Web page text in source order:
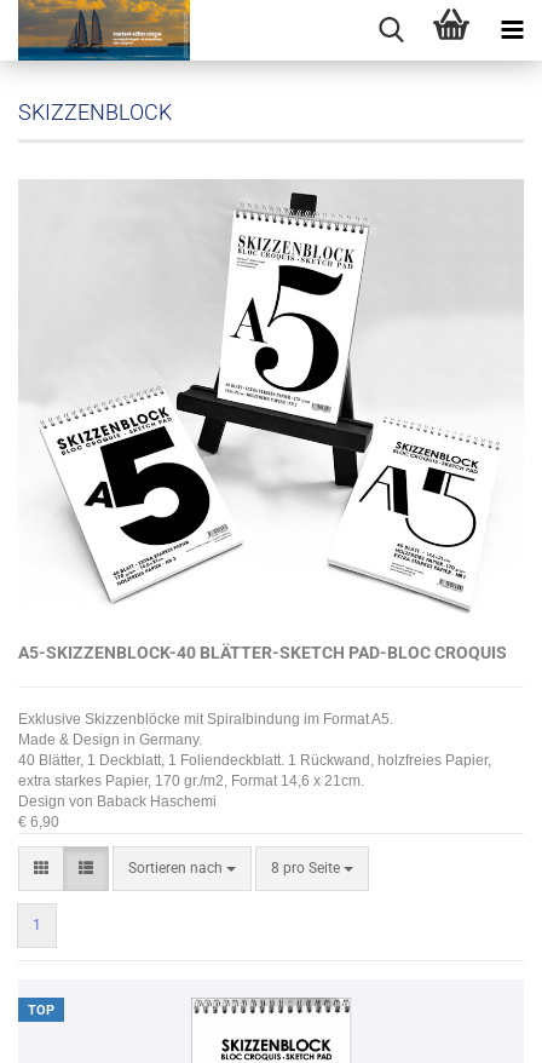
SKIZZENBLOCK
A5-SKIZZENBLOCK-40 BLÄTTER-SKETCH PAD-BLOC CROQUIS
Exklusive Skizzenblöcke mit Spiralbindung im Format A5.
Made & Design in Germany.
40 Blätter, 1 Deckblatt, 1 Foliendeckblatt. 1 Rückwand, holzfreies Papier,
extra starkes Papier, 170 gr./m2, Format 14,6 x 21cm.
Design von Baback Haschemi
€ 6,90
Sortieren nach 8 pro Seite
1
TOP